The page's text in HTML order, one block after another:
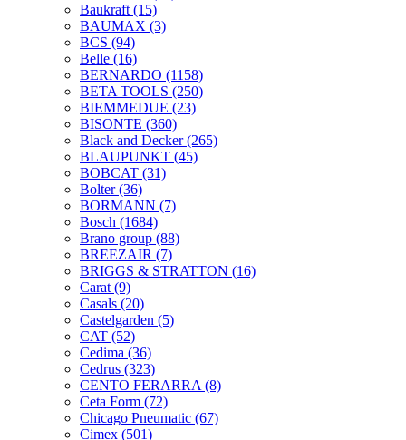
Baukraft (15)
BAUMAX (3)
BCS (94)
Belle (16)
BERNARDO (1158)
BETA TOOLS (250)
BIEMMEDUE (23)
BISONTE (360)
Black and Decker(265)
BLAUPUNKT (45)
BOBCAT (31)
Bolter(36)
BORMANN (7)
Bosch (1684)
Brano group (88)
BREEZAIR (7)
BRIGGS & STRATTON (16)
Carat (9)
Casals (20)
Castelgarden (5)
CAT (52)
Cedima (36)
Cedrus (323)
CENTO FERARRA (8)
Ceta Form (72)
Chicago Pneumatic (67)
Cimex (501)